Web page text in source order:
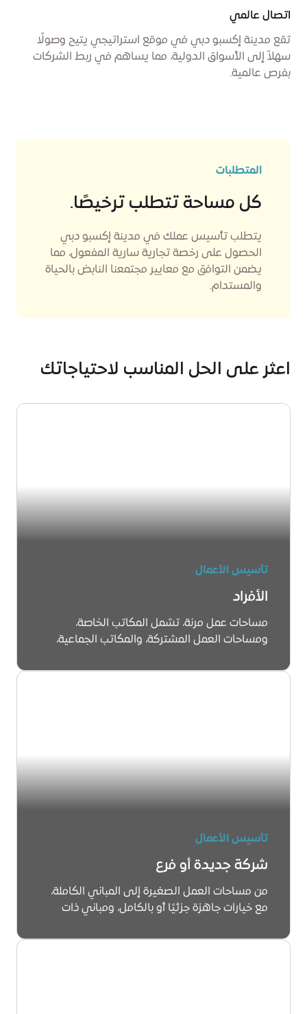
اتصال عالمي
تقع مدينة إكسبو دبي في موقع استراتيجي يتيح وصولًا
سهلاً إلى الأسواق الدولية، مما يساهم في ربط الشركات
بفرص عالمية.
المتطلبات
كل مساحة تتطلب ترخيصًا.
يتطلب تأسيس عملك في مدينة إكسبو دبي
الحصول على رخصة تجارية سارية المفعول، مما
يضمن التوافق مع معايير مجتمعنا النابض بالحياة
والمستدام.
اعثر على الحل المناسب لاحتياجاتك
تأسيس الأعمال
الأفراد
مساحات عمل مرنة، تشمل المكاتب الخاصة،
ومساحات العمل المشتركة، والمكاتب الجماعية،
تأسيس الأعمال
شركة جديدة أو فرع
من مساحات العمل الصغيرة إلى المباني الكاملة،
مع خيارات جاهزة جزئيًا أو بالكامل، ومباني ذات